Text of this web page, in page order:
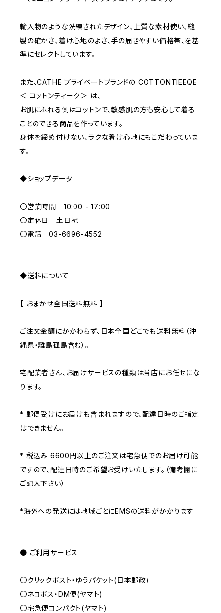
E70
YELLOW
PURPLE
BLUE
ORANGE
GRAY
5000~
輸入物のような洗練されたデザイン、上質な素材使い、縫
製の確かさ、着け心地のよさ、手の届きやすい価格帯、を基
準にセレクトしています。
また、CATHE プライベートブランドの COTTONTIEEQE
＜ コットンティーク＞ は、
お肌にふれる側はコットンで、敏感肌の方も安心して着る
ことのできる商品を作っています。
身体を締め付けない、ラクな着け心地にもこだわっていま
す。
◆ショップデータ
〇営業時間 10:00 - 17:00
〇定休日 土日祝
〇電話 03-6696-4552
◆送料について
【 おまかせ全国送料無料 】
ご注文金額にかかわらず、日本全国どこでも送料無料（沖
縄県・離島孤島含む）。
宅配業者さん、お届けサービスの種類は当店にお任せにな
ります。
* 郵便受けにお届けも含まれますので、配達日時のご指定
はできません。
* 税込み 6600円以上のご注文は宅急便でのお届け可能
ですので、配達日時のご希望お受けいたします。（備考欄に
ご記入下さい）
*海外への発送には地域ごとにEMSの送料がかかります
● ご利用サービス
〇クリックポスト・ゆうパケット(日本郵政)
〇ネコポス・DM便(ヤマト)
〇宅急便コンパクト(ヤマト)